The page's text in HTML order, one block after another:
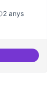
2 anys
per